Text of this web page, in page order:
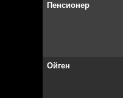
Пенсионер
Ойген